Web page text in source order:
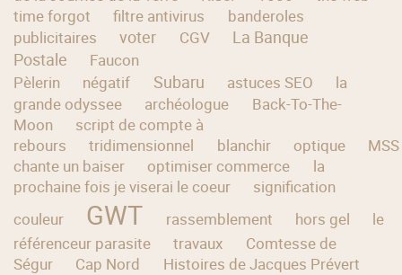
time forgot
filtre antivirus
banderoles
publicitaires
voter CGV
La Banque
Postale
Faucon
Pèlerin
négatif Subaru astuces SEO
la
grande odyssee
archéologue
Back-To-The-
Moon
script de compte à
rebours
tridimensionnel blanchir optique
MSS
chante un baiser
optimiser commerce
la
prochaine fois je viserai le coeur
signification
couleur
GWT rassemblement hors gel
le
référenceur parasite
travaux
Comtesse de
Ségur
Cap Nord Histoires de Jacques Prévert